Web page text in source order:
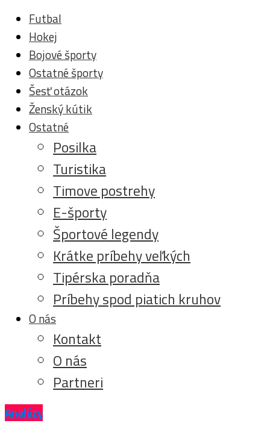
Futbal
Hokej
Bojové športy
Ostatné športy
Šesť otázok
Ženský kútik
Ostatné
Posilka
Turistika
Timove postrehy
E-športy
Športové legendy
Krátke príbehy veľkých
Tipérska poradňa
Príbehy spod piatich kruhov
O nás
Kontakt
O nás
Partneri
Analýzy